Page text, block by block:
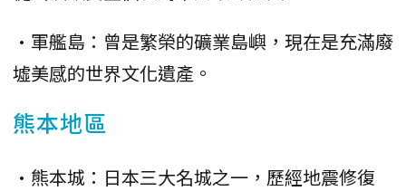
•軍艦島：曾是繁榮的礦業島嶼，現在是充滿廢
墟美感的世界文化遺產。
熊本地區
•熊本城：日本三大名城之一，歷經地震修復